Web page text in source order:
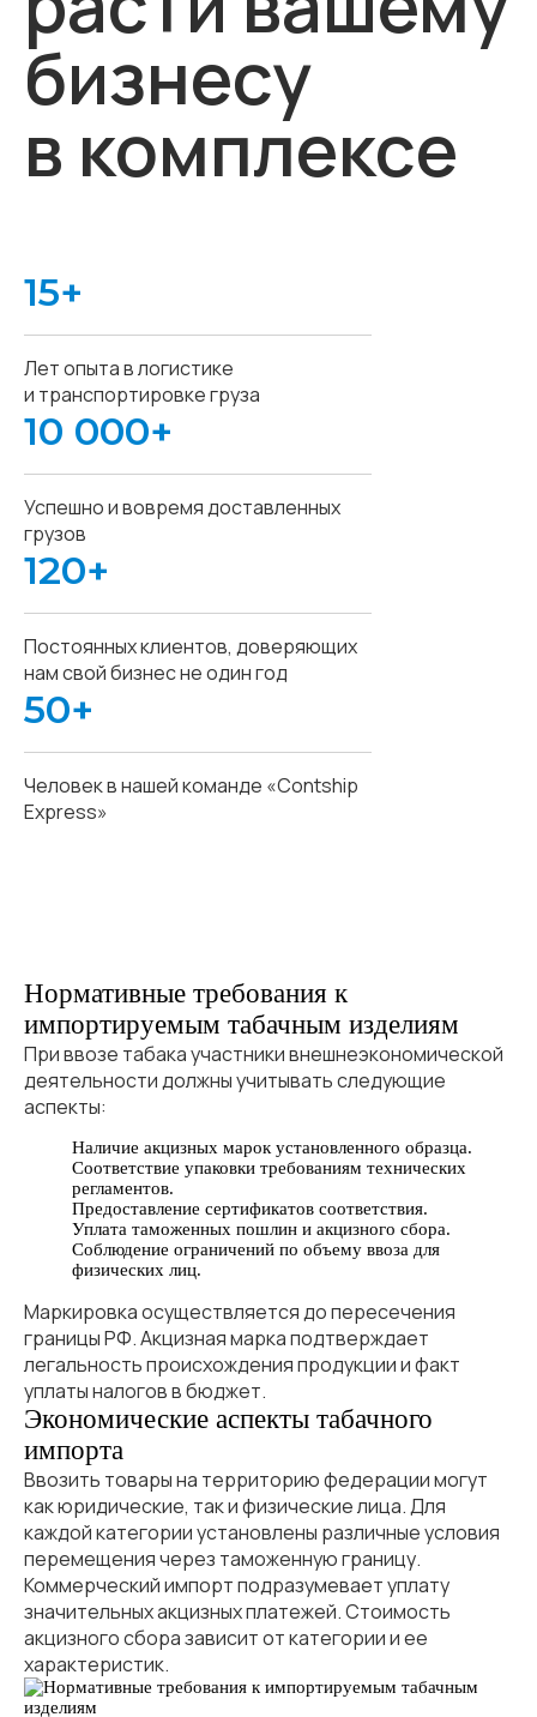
бизнесу
в комплексе
15+
Лет опыта в логистике
и транспортировке груза
10 000+
Успешно и вовремя доставленных
грузов
120+
Постоянных клиентов, доверяющих
нам свой бизнес не один год
50+
Человек в нашей команде «Contship
Express»
Нормативные требования к
импортируемым табачным изделиям
При ввозе табака участники внешнеэкономической
деятельности должны учитывать следующие
аспекты:
Наличие акцизных марок установленного образца.
Соответствие упаковки требованиям технических
регламентов.
Предоставление сертификатов соответствия.
Уплата таможенных пошлин и акцизного сбора.
Соблюдение ограничений по объему ввоза для
физических лиц.
Маркировка осуществляется до пересечения
границы РФ. Акцизная марка подтверждает
легальность происхождения продукции и факт
уплаты налогов в бюджет.
Экономические аспекты табачного
импорта
Ввозить товары на территорию федерации могут
как юридические, так и физические лица. Для
каждой категории установлены различные условия
перемещения через таможенную границу.
Коммерческий импорт подразумевает уплату
значительных акцизных платежей. Стоимость
акцизного сбора зависит от категории и ее
характеристик.